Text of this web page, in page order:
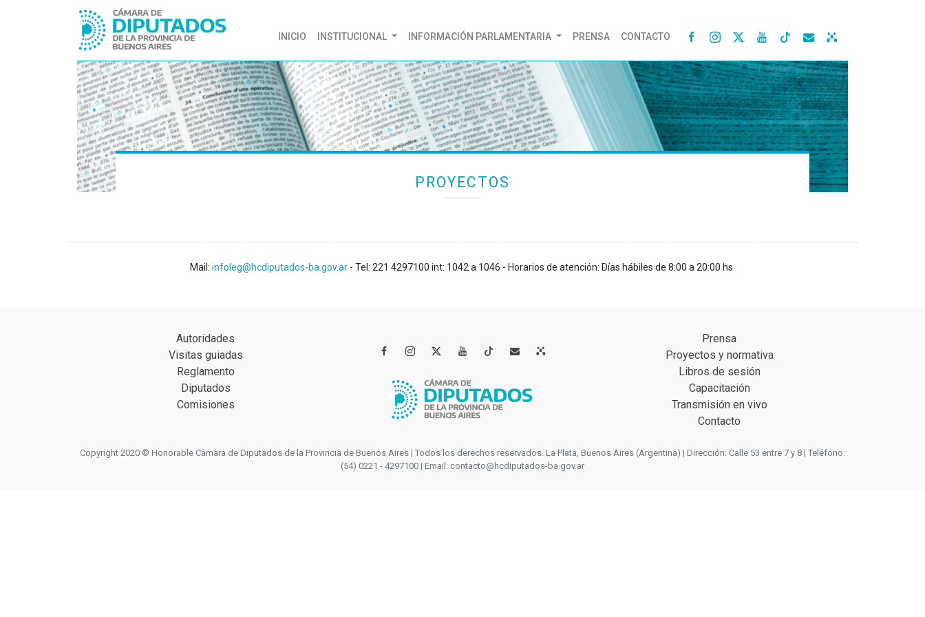
INICIO (CURRENT)
INSTITUCIONAL INFORMACIÓN PARLAMENTARIA PRENSA CONTACTO    
PROYECTOS
Mail: infoleg@hcdiputados-ba.gov.ar - Tel: 221 4297100 int: 1042 a 1046 - Horarios de atención: Días hábiles de 8:00 a 20:00 hs.
Autoridades
Visitas guiadas
Reglamento
Diputados
Comisiones
   
Prensa
Proyectos y normativa
Libros de sesión
Capacitación
Transmisión en vivo
Contacto
Copyright 2020 © Honorable Cámara de Diputados de la Provincia de Buenos Aires | Todos los derechos reservados. La Plata, Buenos Aires (Argentina) | Dirección: Calle 53 entre 7 y 8 | Teléfono:
(54) 0221 - 4297100 | Email: contacto@hcdiputados-ba.gov.ar